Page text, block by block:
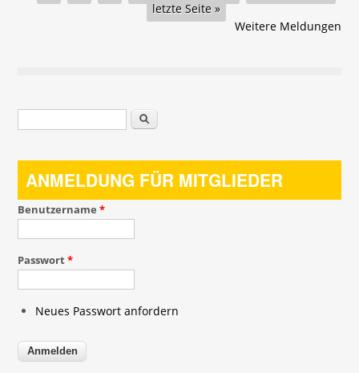
letzte Seite »
Weitere Meldungen
Suchformular Suche
ANMELDUNG FÜR MITGLIEDER
Benutzername*
Passwort*
Neues Passwort anfordern